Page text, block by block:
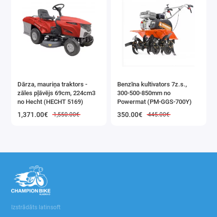
Dārza, mauriņa traktors -
zāles pļāvējs 69cm, 224cm3
no Hecht (HECHT 5169)
1,371.00€ 1,550.00€
Benzīna kultivators 7z.s.,
300-500-850mm no
Powermat (PM-GGS-700Y)
350.00€ 445.00€
Izstrādāts latinsoft